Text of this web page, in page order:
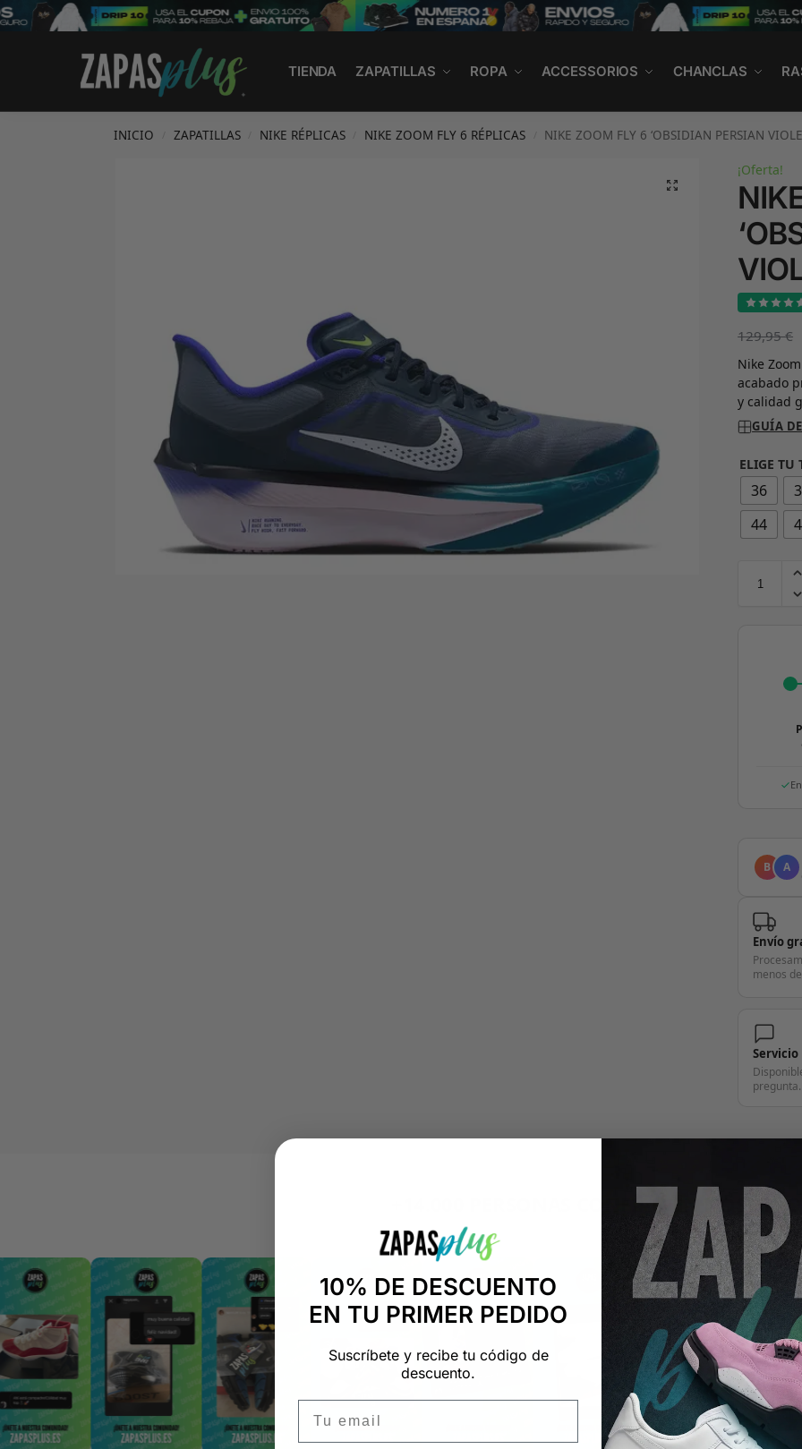
TIENDA ZAPATILLAS ROPA ACCESSORIOS CHANCLAS
Search
INICIO ZAPATILLAS NIKE RÉPLICAS NIKE ZOOM FLY 6 RÉPLICAS NIKE ZOOM FLY 6 ‘OBSIDIAN PERSIAN
¡Oferta!
129,95€
Nike
acabado
y calidad
GUÍA
ELIGE TU
36
44
B A
Envío
menos
Servicio
pregunta.
+14.000 PERSONAS CONFÍAN EN
"Consulta nuestras reseñas y compruébalo tú mismo"
10% DE DESCUENTO
EN TU PRIMER PEDIDO
Suscríbete y recibe tu código de
descuento.